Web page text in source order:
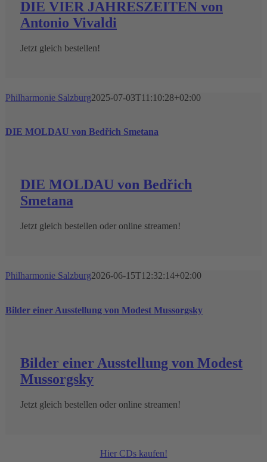
DIE VIER JAHRESZEITEN von
Antonio Vivaldi
Jetzt gleich bestellen!
Philharmonie Salzburg2025-07-03T11:10:28+02:00
DIE MOLDAU von Bedřich Smetana
DIE MOLDAU von Bedřich
Smetana
Jetzt gleich bestellen oder online streamen!
Philharmonie Salzburg2026-06-15T12:32:14+02:00
Bilder einer Ausstellung von Modest Mussorgsky
Bilder einer Ausstellung von Modest
Mussorgsky
Jetzt gleich bestellen oder online streamen!
Hier CDs kaufen!